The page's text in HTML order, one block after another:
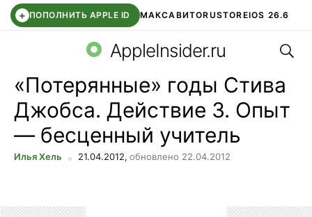
+ ПОПОЛНИТЬ APPLE ID МАКСАВИТОRUSTOREIOS 26.6
СБЕР КИДС ВТБ ОНЛАЙН ЧАТ В ROBLOX
AppleInsider.ru
«Потерянные» годы Стива
Джобса. Действие 3. Опыт
— бесценный учитель
Илья Хель 21.04.2012, обновлено 22.04.2012